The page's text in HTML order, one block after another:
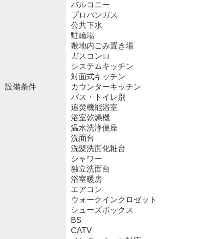
設備条件
バルコニー
プロパンガス
公共下水
駐輪場
敷地内ごみ置き場
ガスコンロ
システムキッチン
対面式キッチン
カウンターキッチン
バス・トイレ別
追焚機能浴室
浴室乾燥機
温水洗浄便座
洗面台
洗髪洗面化粧台
シャワー
独立洗面台
浴室暖房
エアコン
ウォークインクロゼット
シューズボックス
BS
CATV